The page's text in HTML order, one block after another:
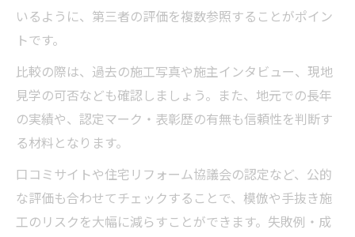
いるように、第三者の評価を複数参照することがポイン
トです。
比較の際は、過去の施工写真や施主インタビュー、現地
見学の可否なども確認しましょう。また、地元での長年
の実績や、認定マーク・表彰歴の有無も信頼性を判断す
る材料となります。
口コミサイトや住宅リフォーム協議会の認定など、公的
な評価も合わせてチェックすることで、模倣や手抜き施
工のリスクを大幅に減らすことができます。失敗例・成